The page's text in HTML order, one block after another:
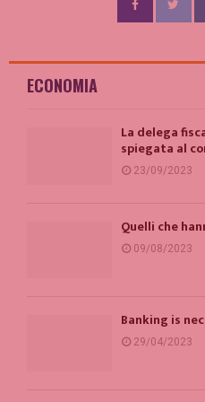
ECONOMIA
La delega
spiegata al
23/09/2023
Quelli che
09/08/2023
Banking is
29/04/2023